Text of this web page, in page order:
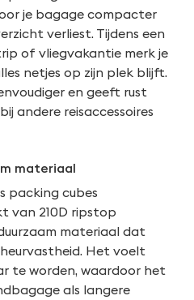
je bagage compacter
verliest. Tijdens een
of vliegvakantie merk je
netjes op zijn plek blijft.
en geeft rust
andere reisaccessoires
materiaal
packing cubes
van 210D ripstop
materiaal dat
Het voelt
te worden, waardoor het
als langere